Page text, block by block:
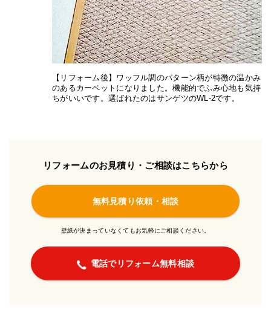
【リフォーム後】ワッフル調のパターン柄が特徴の温かみ
のあるカーペットになりました。機能的でふみ心地も気持
ちがいいです。選ばれたのはサンゲツのWL-2です。
リフォームのお見積り・ご相談はこちらから
無料見積り依頼・相談
壁紙が決まっていなくてもお気軽にご相談ください。
電話でリフォーム無料相談